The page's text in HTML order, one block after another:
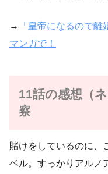
→
「皇帝になるので
マンガで！
11話の感想（
察
賭けをしているのに、
ベル。すっかりアルノ